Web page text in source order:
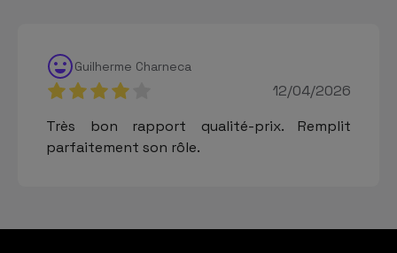
Guilherme Charneca
12/04/2026
Très bon rapport qualité-prix. Remplit
parfaitement son rôle.